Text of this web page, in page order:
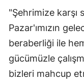
"Şehrimize karşı
Pazar'ımızın
beraberliği ile
gücümüzle
bizleri mahcup